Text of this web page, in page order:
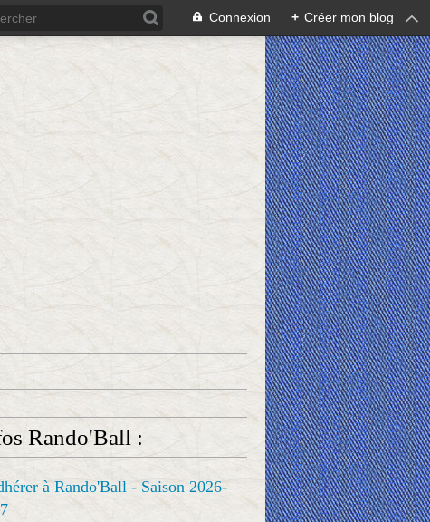
Connexion + Créer mon blog
Rando'Ball :
à Rando'Ball - Saison 2026-